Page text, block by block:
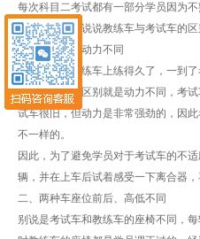
每次科目二考试都有一部分学员因为
编就来和大家说说教练车与考试车的区
一、两种车的动力不同
很多学员在教练车上练得久了，一到
考试车第一大区别就是动力不同，考
试车很旧，但动力是非常强劲的，因
不一样的。
因此，为了避免学员对于考试车的不
辆，并在上车后试着感受一下离合器，
二、两种车座位前后、高低不同
别说是考试车和教练车的座椅不同，